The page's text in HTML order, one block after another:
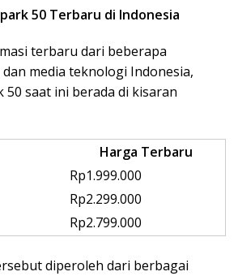
50 Terbaru di Indonesia
terbaru dari beberapa
media teknologi Indonesia,
50 saat ini berada di kisaran
Harga Terbaru
Rp1.999.000
Rp2.299.000
Rp2.799.000
diperoleh dari berbagai